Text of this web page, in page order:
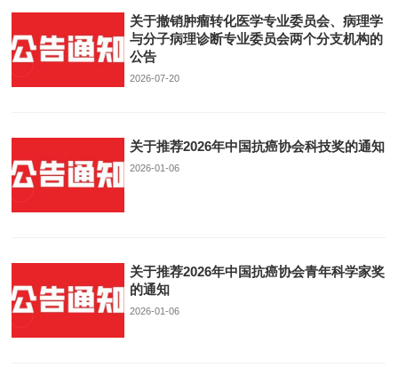
关于撤销肿瘤转化医学专业委员会、病理学
与分子病理诊断专业委员会两个分支机构的
公告
2026-07-20
关于推荐2026年中国抗癌协会科技奖的通知
2026-01-06
关于推荐2026年中国抗癌协会青年科学家奖
的通知
2026-01-06